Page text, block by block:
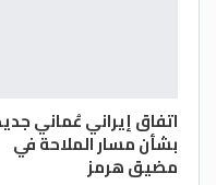
اتفاق إيراني عُماني
بشأن مسار الملاحة في
مضيق هرمز